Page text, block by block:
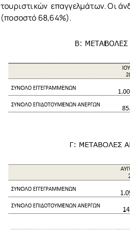
τουριστικών επαγγελμάτων. Οι
(ποσοστό 68,64%).